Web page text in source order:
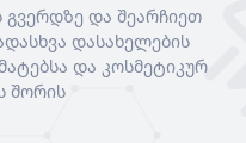
და შეარჩიეთ
დასახელების
და კოსმეტიკურ
შორის